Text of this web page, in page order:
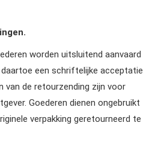
worden uitsluitend aanvaard
een schriftelijke acceptatie
van de retourzending zijn voor
Goederen dienen ongebruikt
verpakking geretourneerd te